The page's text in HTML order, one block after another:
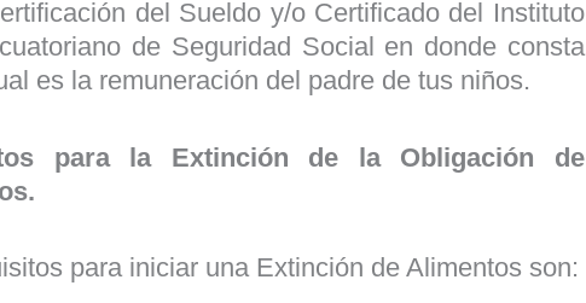
del Sueldo y/o Certificado del Instituto
de Seguridad Social en donde consta
es la remuneración del padre de tus niños.
para la Extinción de la Obligación de
para iniciar una Extinción de Alimentos son: